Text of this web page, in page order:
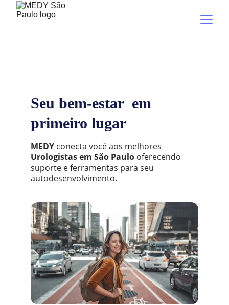
MEDY conecta você aos melhores
Urologistas em São Paulo oferecendo
suporte e ferramentas para seu
autodesenvolvimento.
Seu bem-estar em
primeiro lugar